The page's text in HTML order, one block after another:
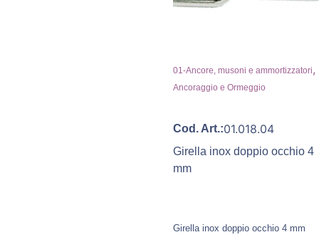
01-Ancore, musoni e ammortizzatori,
Ancoraggio e Ormeggio
Cod. Art.:01.018.04
Girella inox doppio occhio 4
mm
Girella inox doppio occhio 4 mm